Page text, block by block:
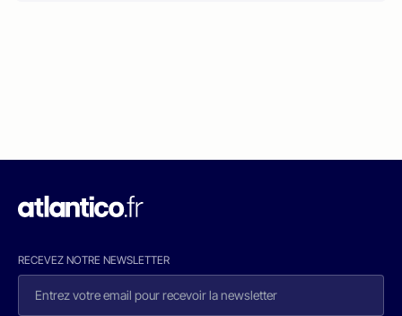
RECEVEZ NOTRE NEWSLETTER